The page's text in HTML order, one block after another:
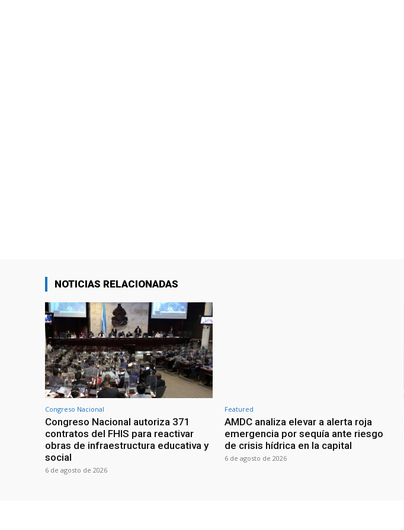
NOTICIAS RELACIONADAS
Congreso Nacional
Congreso Nacional autoriza 371
contratos del FHIS para reactivar
obras de infraestructura educativa y
social
6 de agosto de 2026
Featured
AMDC analiza elevar a alerta roja
emergencia por sequía ante riesgo
de crisis hídrica en la capital
6 de agosto de 2026